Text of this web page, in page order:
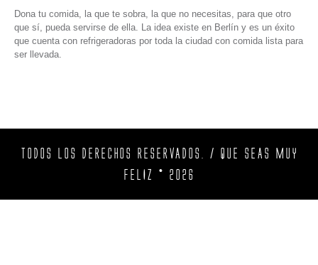
Dona tu comida, la que te sobra, la que no necesitas, para que otro
que sí, pueda servirse de ella. La idea existe en Berlín y es un éxito
que cuenta con refrigeradoras por toda la ciudad con comida lista para
ser llevada.
TODOS LOS DERECHOS RESERVADOS. / QUE SEAS MUY
FELIZ © 2026